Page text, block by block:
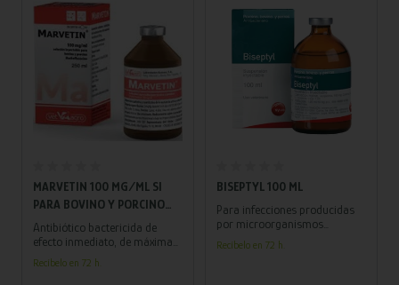
MARVETIN 100 MG/ML SI
PARA BOVINO Y PORCINO
250 ML
Antibiótico bactericida de
efecto inmediato, de máxima
acción terapéutica y con corto
periodo de retirada en leche.
Recíbelo en 72 h.
BISEPTYL 100 ML
Para infecciones producidas
por microorganismos
sensibles a la asociación
lincomicina/espectinomicina
Recíbelo en 72 h.